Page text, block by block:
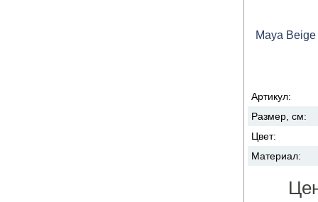
Maya
Артикул:
Размер, см:
Цвет:
Материал: